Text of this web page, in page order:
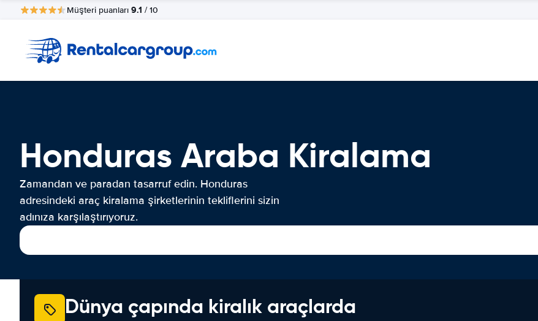
Müşteri puanları 9.1 / 10
Honduras Araba Kiralama
Zamandan ve paradan tasarruf edin. Honduras
adresindeki araç kiralama şirketlerinin tekliflerini sizin
adınıza karşılaştırıyoruz.
Dünya çapında kiralık araçlarda